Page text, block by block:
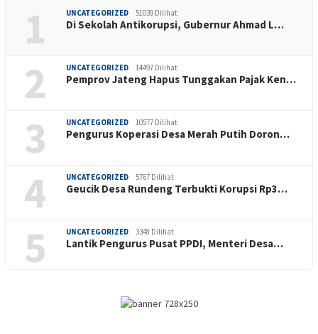
1 UNCATEGORIZED 51039 Dilihat
Di Sekolah Antikorupsi, Gubernur Ahmad L…
2 UNCATEGORIZED 14497 Dilihat
Pemprov Jateng Hapus Tunggakan Pajak Ken…
3 UNCATEGORIZED 10577 Dilihat
Pengurus Koperasi Desa Merah Putih Doron…
4 UNCATEGORIZED 5767 Dilihat
Geucik Desa Rundeng Terbukti Korupsi Rp3…
5 UNCATEGORIZED 3348 Dilihat
Lantik Pengurus Pusat PPDI, Menteri Desa…